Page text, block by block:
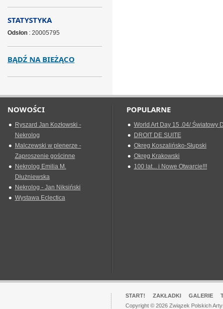
STATYSTYKA
Odsłon: 20005795
BĄDŹ NA BIEŻĄCO
NOWOŚCI
Ryszard Jan Kozłowski -
Nekrolog
Malczewski w plenerze -
Zaproszenie gościnne
Nekrolog Emilia M.
Dłużniewska
Nekrolog - Jan Niksiński
Wystawa Eclectica
POPULARNE
World Art Day 15 .04/ Światowy
DROIT DE SUITE
Okreg Koszalińsko-Słupski
Okręg Krakowski
100 lat... i Nowe Otwarcie!!!
START! ZAKŁADKI GALERIE
Copyright © 2026 Związek Polskich